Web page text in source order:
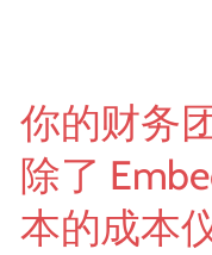
你的财务
除了
本的成本